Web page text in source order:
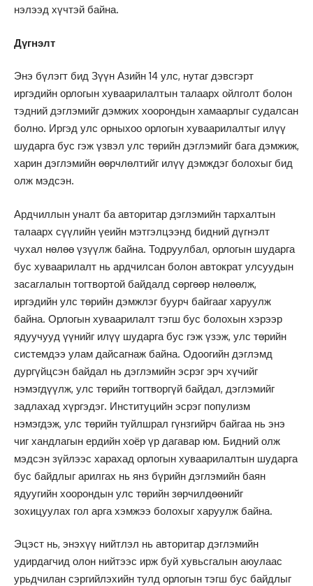
нэлээд хүчтэй байна.
Дүгнэлт
Энэ бүлэгт бид Зүүн Азийн 14 улс, нутаг дэвсгэрт
иргэдийн орлогын хуваарилалтын талаарх ойлголт болон
тэдний дэглэмийг дэмжих хоорондын хамаарлыг судалсан
болно. Иргэд улс орныхоо орлогын хуваарилалтыг илүү
шударга бус гэж үзвэл улс төрийн дэглэмийг бага дэмжиж,
харин дэглэмийн өөрчлөлтийг илүү дэмждэг болохыг бид
олж мэдсэн.
Ардчиллын уналт ба авторитар дэглэмийн тархалтын
талаарх сүүлийн үеийн мэтгэлцээнд бидний дүгнэлт
чухал нөлөө үзүүлж байна. Тодруулбал, орлогын шударга
бус хуваарилалт нь ардчилсан болон автократ улсуудын
засаглалын тогтвортой байдалд сөргөөр нөлөөлж,
иргэдийн улс төрийн дэмжлэг буурч байгааг харуулж
байна. Орлогын хуваарилалт тэгш бус болохын хэрээр
ядуучууд үүнийг илүү шударга бус гэж үзэж, улс төрийн
системдээ улам дайсагнаж байна. Одоогийн дэглэмд
дургүйцсэн байдал нь дэглэмийн эсрэг эрч хүчийг
нэмэгдүүлж, улс төрийн тогтворгүй байдал, дэглэмийг
задлахад хүргэдэг. Институцийн эсрэг популизм
нэмэгдэж, улс төрийн туйлшрал гүнзгийрч байгаа нь энэ
чиг хандлагын ердийн хоёр үр дагавар юм. Бидний олж
мэдсэн зүйлээс харахад орлогын хуваарилалтын шударга
бус байдлыг арилгах нь янз бүрийн дэглэмийн баян
ядуугийн хоорондын улс төрийн зөрчилдөөнийг
зохицуулах гол арга хэмжээ болохыг харуулж байна.
Эцэст нь, энэхүү нийтлэл нь авторитар дэглэмийн
удирдагчид олон нийтээс ирж буй хувьсгалын аюулаас
урьдчилан сэргийлэхийн тулд орлогын тэгш бус байдлыг